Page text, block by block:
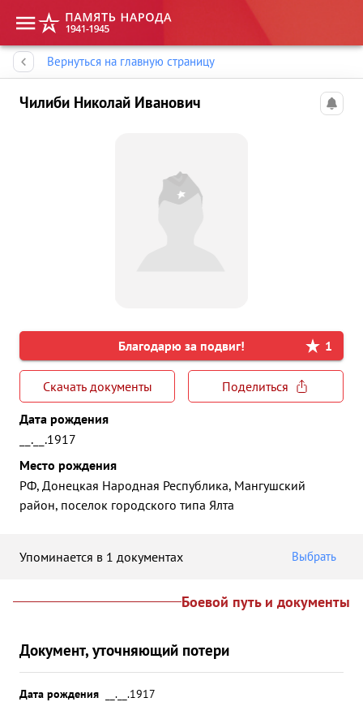
Вернуться на главную страницу
Чилиби Николай Иванович
Благодарю за подвиг! 1
Скачать документы
Поделиться
Дата рождения
__.__.1917
Место рождения
РФ, Донецкая Народная Республика, Мангушский
район, поселок городского типа Ялта
Упоминается в 1 документах Выбрать
Боевой путь и документы
Документ, уточняющий потери
Дата рождения
__.__.1917
Память народа